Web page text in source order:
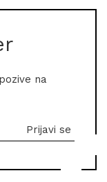
na